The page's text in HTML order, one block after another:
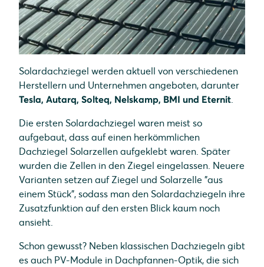
Solardachziegel werden aktuell von verschiedenen
Herstellern und Unternehmen angeboten, darunter
Tesla, Autarq, Solteq, Nelskamp, BMI und Eternit
Die ersten Solardachziegel waren meist so
aufgebaut, dass auf einen herkömmlichen
Dachziegel Solarzellen aufgeklebt waren. Später
wurden die Zellen in den Ziegel eingelassen. Neuere
Varianten setzen auf Ziegel und Solarzelle "aus
einem Stück", sodass man den Solardachziegeln ihre
Zusatzfunktion auf den ersten Blick kaum noch
ansieht.
Schon gewusst? Neben klassischen Dachziegeln gibt
es auch PV-Module in Dachpfannen-Optik, die sich